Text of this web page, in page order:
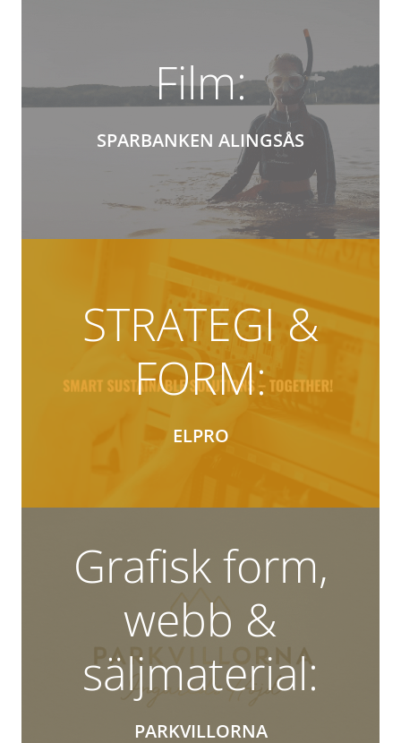
Film:
SPARBANKEN ALINGSÅS
STRATEGI &
FORM:
ELPRO
Grafisk form,
webb &
säljmaterial:
PARKVILLORNA